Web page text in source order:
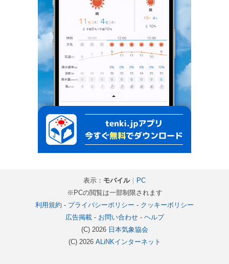
表示： モバイル｜ PC
※PCの閲覧は一部制限されます
利用規約 - プライバシーポリシー - クッキーポリシー
広告掲載- お問い合わせ- ヘルプ
(C) 2026 日本気象協会
(C) 2026 ALiNKインターネット